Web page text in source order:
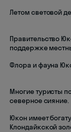
Летом световой
Правительство
поддержке
Флора и фауна
Многие туристы
северное сияние.
Юкон имеет
Клондайкской